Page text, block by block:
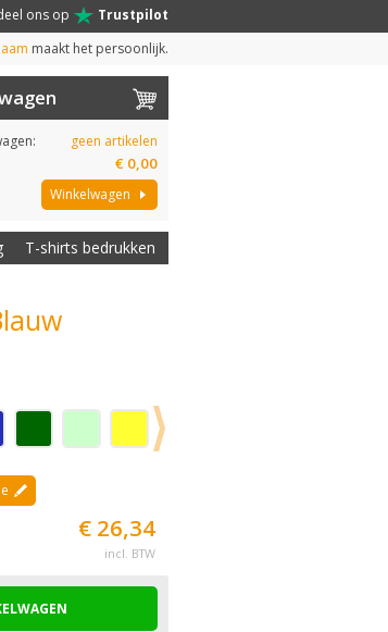
ons op
Trustpilot
maakt het persoonlijk.
geen artikelen
€ 0,00
Winkelwagen
T-shirts bedrukken
€ 26,34
incl. BTW